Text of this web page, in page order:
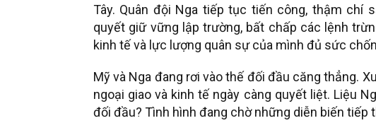
Tây. Quân đội Nga tiếp tục tiến công, thậm chí
quyết giữ vững lập trường, bất chấp các lệnh
kinh tế và lực lượng quân sự của mình đủ sức
Mỹ và Nga đang rơi vào thế đối đầu căng thẳng.
ngoại giao và kinh tế ngày càng quyết liệt. Liệu
đối đầu? Tình hình đang chờ những diễn biến tiếp